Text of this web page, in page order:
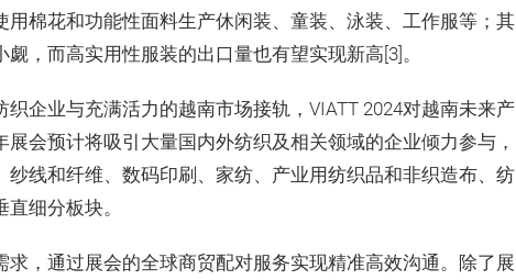
用棉花和功能性面料生产休闲装、童装、泳装、工作服等；其
，而高实用性服装的出口量也有望实现新高[3]。
企业与充满活力的越南市场接轨，VIATT 2024对越南未来产
会预计将吸引大量国内外纺织及相关领域的企业倾力参与，
线和纤维、数码印刷、家纺、产业用纺织品和非织造布、纺
细分板块。
，通过展会的全球商贸配对服务实现精准高效沟通。除了展